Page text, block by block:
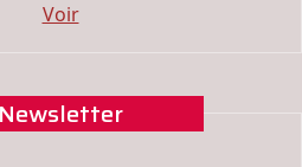
Voir
Newsletter